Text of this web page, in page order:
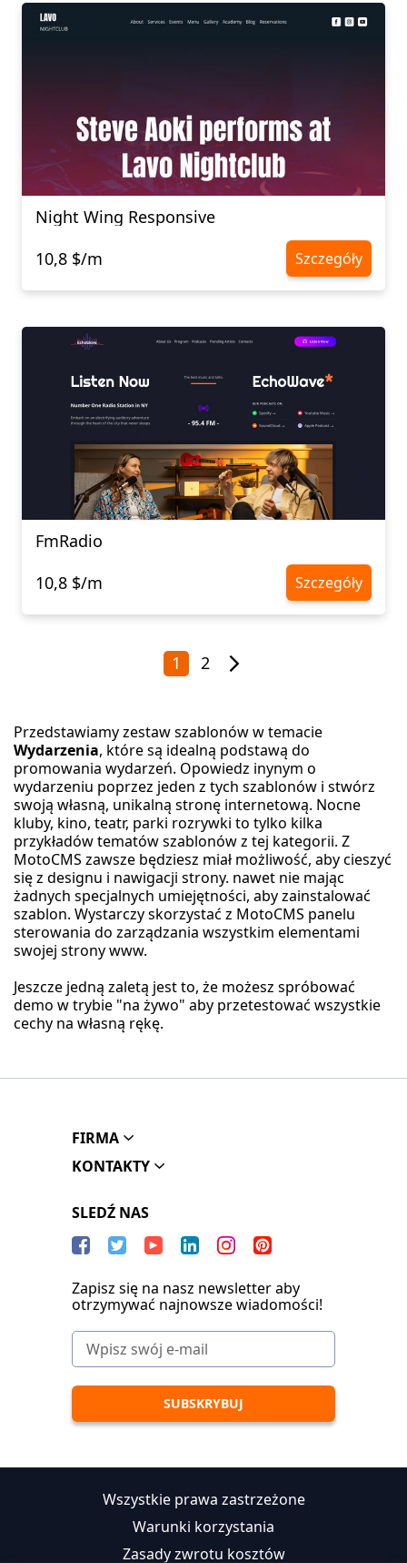
Night Wing Responsive
10,8 $/m
Szczegóły
FmRadio
10,8 $/m
Szczegóły
1 2
Przedstawiamy zestaw szablonów w temacie
Wydarzenia, które są idealną podstawą do
promowania wydarzeń. Opowiedz inynym o
wydarzeniu poprzez jeden z tych szablonów i stwórz
swoją własną, unikalną stronę internetową. Nocne
kluby, kino, teatr, parki rozrywki to tylko kilka
przykładów tematów szablonów z tej kategorii. Z
MotoCMS zawsze będziesz miał możliwość, aby cieszyć
się z designu i nawigacji strony. nawet nie mając
żadnych specjalnych umiejętności, aby zainstalować
szablon. Wystarczy skorzystać z MotoCMS panelu
sterowania do zarządzania wszystkim elementami
swojej strony www.
Jeszcze jedną zaletą jest to, że możesz spróbować
demo w trybie "na żywo" aby przetestować wszystkie
cechy na własną rękę.
FIRMA
KONTAKTY
SLEDŹ NAS
Zapisz się na nasz newsletter aby
otrzymywać najnowsze wiadomości!
Wszystkie prawa zastrzeżone
Warunki korzystania
Zasady zwrotu kosztów